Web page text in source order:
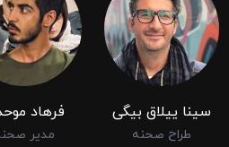
سینا ییلاق بیگی
طراح صحنه
فرهاد
مدیر